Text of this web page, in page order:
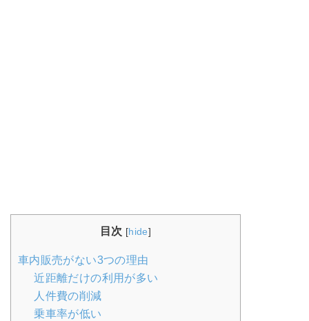
目次 [hide]
車内販売がない3つの理由
近距離だけの利用が多い
人件費の削減
乗車率が低い